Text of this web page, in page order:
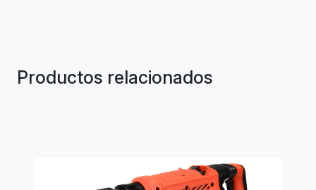
Productos relacionados